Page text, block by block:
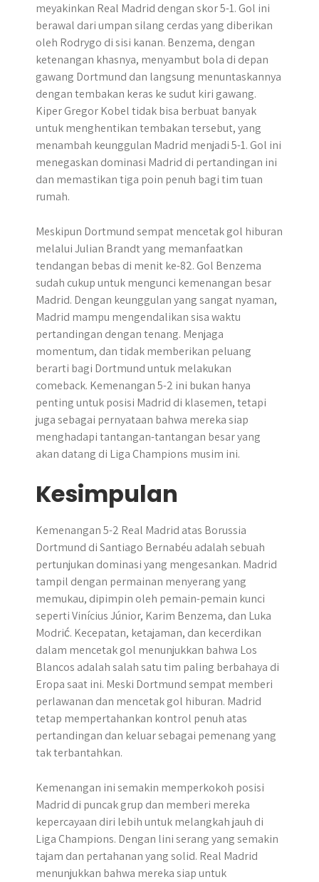
meyakinkan Real Madrid dengan skor 5-1. Gol ini
berawal dari umpan silang cerdas yang diberikan
oleh Rodrygo di sisi kanan. Benzema, dengan
ketenangan khasnya, menyambut bola di depan
gawang Dortmund dan langsung menuntaskannya
dengan tembakan keras ke sudut kiri gawang.
Kiper Gregor Kobel tidak bisa berbuat banyak
untuk menghentikan tembakan tersebut, yang
menambah keunggulan Madrid menjadi 5-1. Gol ini
menegaskan dominasi Madrid di pertandingan ini
dan memastikan tiga poin penuh bagi tim tuan
rumah.
Meskipun Dortmund sempat mencetak gol hiburan
melalui Julian Brandt yang memanfaatkan
tendangan bebas di menit ke-82. Gol Benzema
sudah cukup untuk mengunci kemenangan besar
Madrid. Dengan keunggulan yang sangat nyaman,
Madrid mampu mengendalikan sisa waktu
pertandingan dengan tenang. Menjaga
momentum, dan tidak memberikan peluang
berarti bagi Dortmund untuk melakukan
comeback. Kemenangan 5-2 ini bukan hanya
penting untuk posisi Madrid di klasemen, tetapi
juga sebagai pernyataan bahwa mereka siap
menghadapi tantangan-tantangan besar yang
akan datang di Liga Champions musim ini.
Kesimpulan
Kemenangan 5-2 Real Madrid atas Borussia
Dortmund di Santiago Bernabéu adalah sebuah
pertunjukan dominasi yang mengesankan. Madrid
tampil dengan permainan menyerang yang
memukau, dipimpin oleh pemain-pemain kunci
seperti Vinícius Júnior, Karim Benzema, dan Luka
Modrić. Kecepatan, ketajaman, dan kecerdikan
dalam mencetak gol menunjukkan bahwa Los
Blancos adalah salah satu tim paling berbahaya di
Eropa saat ini. Meski Dortmund sempat memberi
perlawanan dan mencetak gol hiburan. Madrid
tetap mempertahankan kontrol penuh atas
pertandingan dan keluar sebagai pemenang yang
tak terbantahkan.
Kemenangan ini semakin memperkokoh posisi
Madrid di puncak grup dan memberi mereka
kepercayaan diri lebih untuk melangkah jauh di
Liga Champions. Dengan lini serang yang semakin
tajam dan pertahanan yang solid. Real Madrid
menunjukkan bahwa mereka siap untuk